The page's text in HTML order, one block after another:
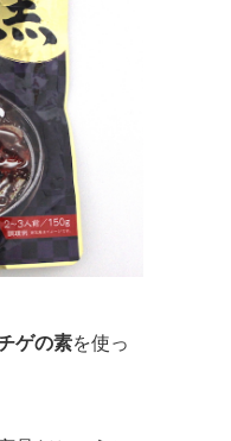
ゲの素を使っ